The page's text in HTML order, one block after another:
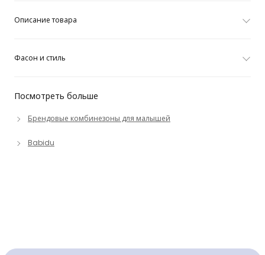
Посмотреть больше
Брендовые комбинезоны для малышей
Babidu
Описание товара
Фасон и стиль